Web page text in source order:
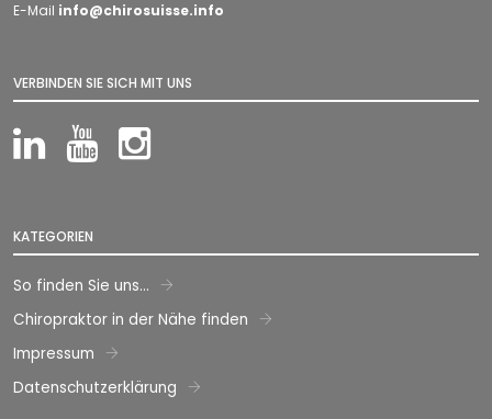
E-Mail info@chirosuisse.info
VERBINDEN SIE SICH MIT UNS
LinkedIn
YouTube
KATEGORIEN
So finden Sie uns...
Chiropraktor in der Nähe finden
Impressum
Datenschutzerklärung